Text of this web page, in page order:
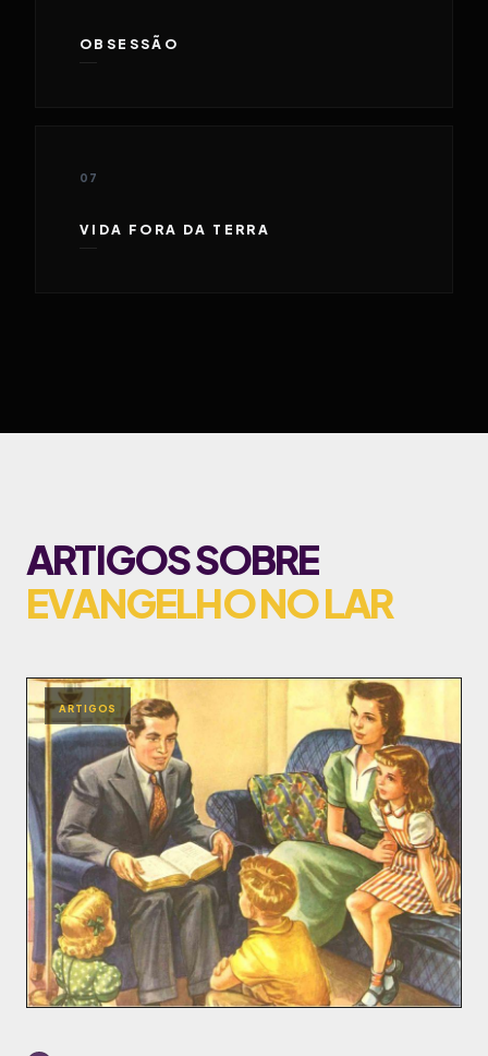
OBSESSÃO
07
VIDA FORA DA TERRA
ARTIGOS SOBRE
EVANGELHO NO LAR
ARTIGOS